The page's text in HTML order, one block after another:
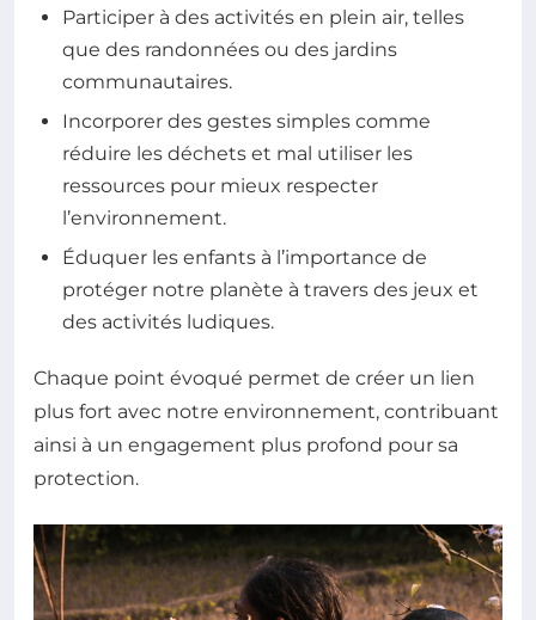
Participer à des activités en plein air, telles
que des randonnées ou des jardins
communautaires.
Incorporer des gestes simples comme
réduire les déchets et mal utiliser les
ressources pour mieux respecter
l’environnement.
Éduquer les enfants à l’importance de
protéger notre planète à travers des jeux et
des activités ludiques.
Chaque point évoqué permet de créer un lien
plus fort avec notre environnement, contribuant
ainsi à un engagement plus profond pour sa
protection.